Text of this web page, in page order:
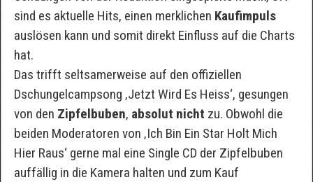
sind es aktuelle Hits, einen merklichen Kaufimpuls
auslösen kann und somit direkt Einfluss auf die Charts
hat.
Das trifft seltsamerweise auf den offiziellen
Dschungelcampsong ‚Jetzt Wird Es Heiss‘, gesungen
von den Zipfelbuben, absolut nicht zu. Obwohl die
beiden Moderatoren von ‚Ich Bin Ein Star Holt Mich
Hier Raus‘ gerne mal eine Single CD der Zipfelbuben
auffällig in die Kamera halten und zum Kauf